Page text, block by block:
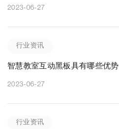
2023-06-27
行业资讯
智慧教室互动黑板具有哪些优势
2023-06-27
行业资讯